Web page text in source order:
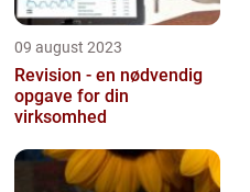
09 august 2023
Revision - en nødvendig
opgave for din
virksomhed